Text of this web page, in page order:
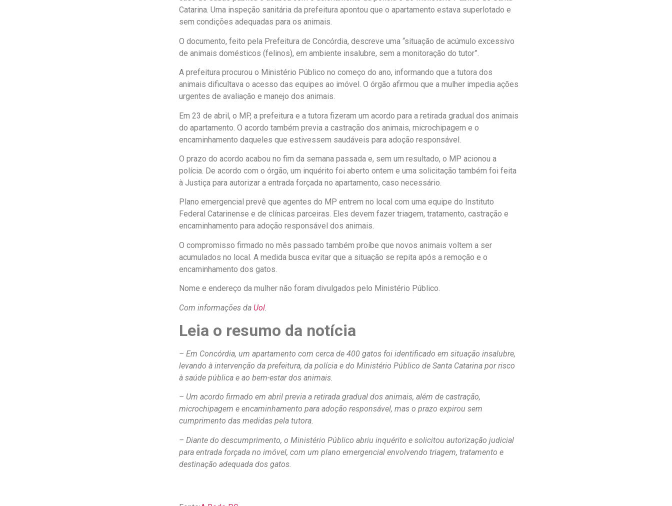
Catarina. Uma inspeção sanitária da prefeitura apontou que o apartamento estava superlotado e
sem condições adequadas para os animais.
O documento, feito pela Prefeitura de Concórdia, descreve uma “situação de acúmulo excessivo
de animais domésticos (felinos), em ambiente insalubre, sem a monitoração do tutor”.
A prefeitura procurou o Ministério Público no começo do ano, informando que a tutora dos
animais dificultava o acesso das equipes ao imóvel. O órgão afirmou que a mulher impedia ações
urgentes de avaliação e manejo dos animais.
Em 23 de abril, o MP, a prefeitura e a tutora fizeram um acordo para a retirada gradual dos animais
do apartamento. O acordo também previa a castração dos animais, microchipagem e o
encaminhamento daqueles que estivessem saudáveis para adoção responsável.
O prazo do acordo acabou no fim da semana passada e, sem um resultado, o MP acionou a
polícia. De acordo com o órgão, um inquérito foi aberto ontem e uma solicitação também foi feita
à Justiça para autorizar a entrada forçada no apartamento, caso necessário.
Plano emergencial prevê que agentes do MP entrem no local com uma equipe do Instituto
Federal Catarinense e de clínicas parceiras. Eles devem fazer triagem, tratamento, castração e
encaminhamento para adoção responsável dos animais.
O compromisso firmado no mês passado também proíbe que novos animais voltem a ser
acumulados no local. A medida busca evitar que a situação se repita após a remoção e o
encaminhamento dos gatos.
Nome e endereço da mulher não foram divulgados pelo Ministério Público.
Com informações da Uol.
Leia o resumo da notícia
– Em Concórdia, um apartamento com cerca de 400 gatos foi identificado em situação insalubre,
levando à intervenção da prefeitura, da polícia e do Ministério Público de Santa Catarina por risco
à saúde pública e ao bem-estar dos animais.
– Um acordo firmado em abril previa a retirada gradual dos animais, além de castração,
microchipagem e encaminhamento para adoção responsável, mas o prazo expirou sem
cumprimento das medidas pela tutora.
– Diante do descumprimento, o Ministério Público abriu inquérito e solicitou autorização judicial
para entrada forçada no imóvel, com um plano emergencial envolvendo triagem, tratamento e
destinação adequada dos gatos.